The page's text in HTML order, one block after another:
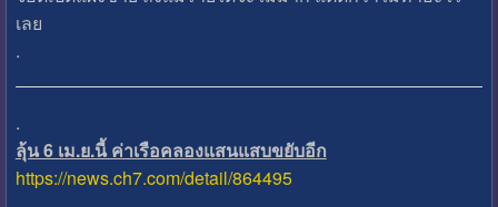
เลย
.
.
ลุ้น 6 เม.ย.นี้ ค่าเรือคลองแสนแสบขยับอีก
https://news.ch7.com/detail/864495